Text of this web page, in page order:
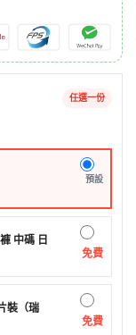
任選一份
預設
中碼 日
免費
裝（瑞
免費